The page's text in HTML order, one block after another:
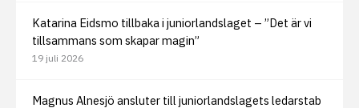
Katarina Eidsmo tillbaka i juniorlandslaget – ”Det är vi
tillsammans som skapar magin”
19 juli 2026
Magnus Alnesjö ansluter till juniorlandslagets ledarstab